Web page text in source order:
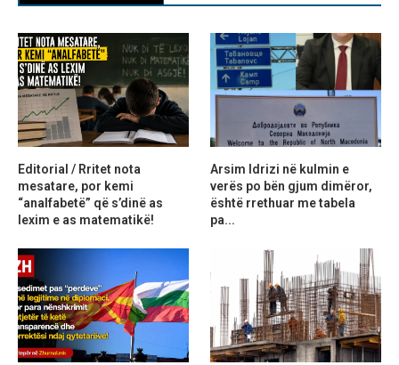
Editorial / Rritet nota
mesatare, por kemi
“analfabetë” që s’dinë as
lexim e as matematikë!
Arsim Idrizi në kulmin e
verës po bën gjum dimëror,
është rrethuar me tabela
pa...